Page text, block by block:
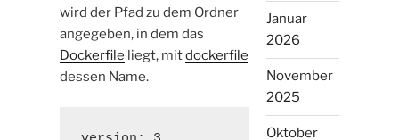
wird der Pfad zu dem Ordner
angegeben, in dem das
Dockerfile liegt, mitdockerfile
dessen Name.
Januar
2026
November
2025
Oktober